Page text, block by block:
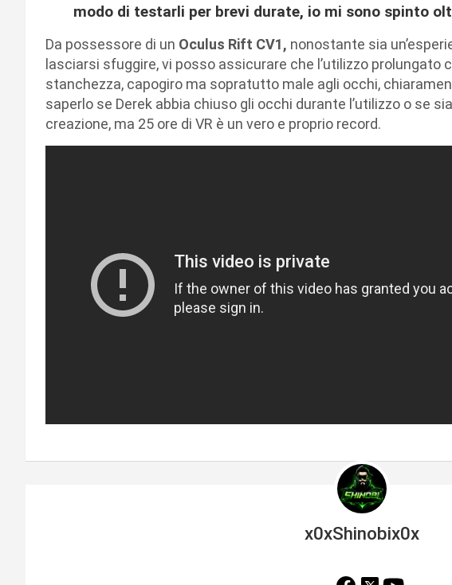
modo di testarli per brevi durate, io mi sono spinto
Da possessore di un Oculus Rift CV1, nonostante sia
lasciarsi sfuggire, vi posso assicurare che l’utilizzo prolungato
stanchezza, capogiro ma sopratutto male agli occhi,
saperlo se Derek abbia chiuso gli occhi durante l’utilizzo o se
creazione, ma 25 ore di VR è un vero e proprio record.
x0xShinobix0x